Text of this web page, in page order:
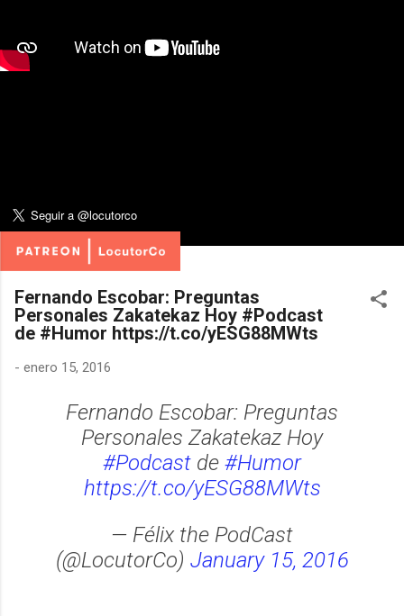
Fernando Escobar: Preguntas
Personales Zakatekaz Hoy #Podcast
de #Humor https://t.co/yESG88MWts
- enero 15, 2016
Fernando Escobar: Preguntas
Personales Zakatekaz Hoy
#Podcast de #Humor
https://t.co/yESG88MWts
— Félix the PodCast
(@LocutorCo) January 15, 2016